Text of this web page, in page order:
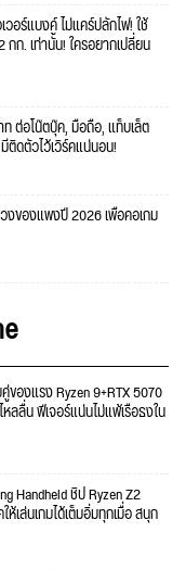
อร์แบงค์ ไม่แคร์ปลั๊กไฟ! ใช้
ก. เท่านั้น! ใครอยากเปลี่ยน
ต่อโน๊ตบุ๊ค, มือถือ, แท็บเล็ต
ดตัวไว้เวิร์คแน่นอน!
งของแพงปี 2026 เพื่อคอเกม
ของแรง Ryzen 9+RTX 5070
ลลื่น ฟีเจอร์แน่นไม่แพ้เรือธงใน
Handheld ชิป Ryzen Z2
เล่นเกมได้เต็มอิ่มทุกเมื่อ สนุก